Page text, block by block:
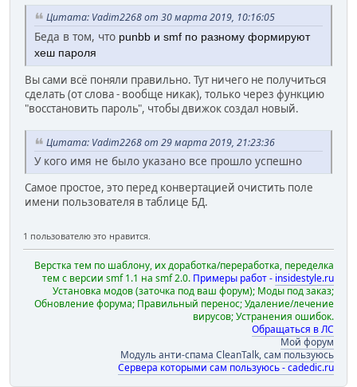
Цитата: Vadim2268 от 30 марта 2019, 10:16:05
Беда в том, что punbb и smf по разному формируют
хеш пароля
Вы сами всё поняли правильно. Тут ничего не получиться
сделать (от слова - вообще никак), только через функцию
"восстановить пароль", чтобы движок создал новый.
Цитата: Vadim2268 от 29 марта 2019, 21:23:36
У кого имя не было указано все прошло успешно
Самое простое, это перед конвертацией очистить поле
имени пользователя в таблице БД.
1 пользователю это нравится.
Верстка тем по шаблону, их доработка/переработка, переделка
тем с версии smf 1.1 на smf 2.0. Примеры работ - insidestyle.ru
Установка модов (заточка под ваш форум); Моды под заказ;
Обновление форума; Правильный перенос; Удаление/лечение
вирусов; Устранения ошибок.
Обращаться в ЛС
Мой форум
Модуль анти-спама CleanTalk, сам пользуюсь
Сервера которыми сам пользуюсь - cadedic.ru